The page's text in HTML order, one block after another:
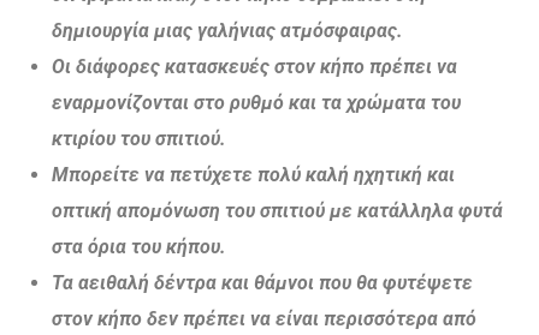
δημιουργία μιας γαλήνιας ατμόσφαιρας.
Οι διάφορες κατασκευές στον κήπο πρέπει να
εναρμονίζονται στο ρυθμό και τα χρώματα του
κτιρίου του σπιτιού.
Μπορείτε να πετύχετε πολύ καλή ηχητική και
οπτική απομόνωση του σπιτιού με κατάλληλα φυτά
στα όρια του κήπου.
Τα αειθαλή δέντρα και θάμνοι που θα φυτέψετε
στον κήπο δεν πρέπει να είναι περισσότερα από